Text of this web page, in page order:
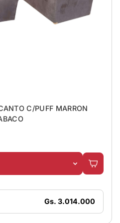
C/PUFF MARRON
Gs. 3.014.000